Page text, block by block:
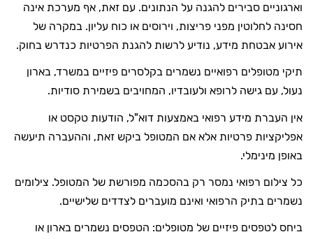
וארגוניים סבירים להגנה על הנתונים. עם זאת, אף מערכת אינה
חסינה לחלוטין מפני פריצות, וירוסים או כוח עליון. במקרה של
אירוע אבטחת מידע, נודיע לרשות להגנת הפרטיות כנדרש בחוק.
תיקי מטופלים רפואיים נשמרים בקלסרים פיזיים במשרד, בארון
נעול, עם גישה לרופא ולעובדיו, המחויבים בשמירת סודיות.
אין העברת מידע רפואי באמצעות דוא"ל, הודעות טקסט או
אפליקציות פרטיות אלא אם המטופל ביקש זאת, וההעברה תיעשה
באופן מינימלי.
כל צילום רפואי נמסר רק בהסכמה מפורשת של המטופל. צילומים
נשמרים בתיק הרפואי ואינם מועברים לצדדים שלישיים.
ביחס לטפסים פיזיים של מטופלים: הטפסים נשמרים בארון או